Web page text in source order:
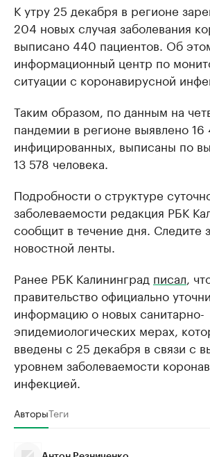
К утру 25 декабря в регионе
204 новых случая заболевания
выписано 440 пациентов. Об
информационный центр по
ситуации с коронавирусной
Таким образом, по данным на
пандемии в регионе выявлено 16
инфицированных, выписаны по
13 578 человека.
Подробности о структуре
заболеваемости редакция РБК
сообщит в течение дня. Следите
новостной ленты.
Ранее РБК Калининград писал ,
правительство официально
информацию о новых санитарно-
эпидемиологических мерах,
введены с 25 декабря в связи с
уровнем заболеваемости
инфекцией.
АвторыТеги